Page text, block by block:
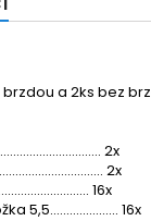
a 2ks bez
2x
2x
16x
5,5..................... 16x